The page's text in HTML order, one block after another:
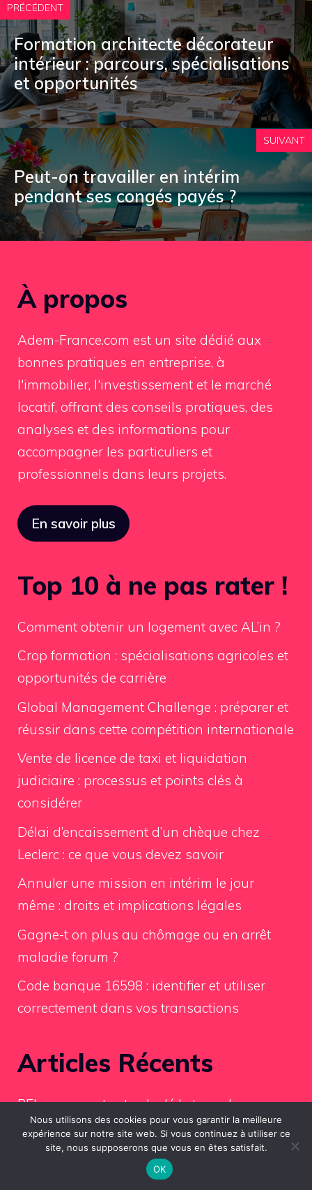
PRÉCÉDENT
Formation architecte décorateur
intérieur : parcours, spécialisations
et opportunités
SUIVANT
Peut-on travailler en intérim
pendant ses congés payés ?
À propos
Adem-France.com est un site dédié aux
bonnes pratiques en entreprise, à
l'immobilier, l'investissement et le marché
locatif, offrant des conseils pratiques, des
analyses et des informations pour
accompagner les particuliers et
professionnels dans leurs projets.
En savoir plus
Top 10 à ne pas rater !
Comment obtenir un logement avec AL’in ?
Crop formation : spécialisations agricoles et
opportunités de carrière
Global Management Challenge : préparer et
réussir dans cette compétition internationale
Vente de licence de taxi et liquidation
judiciaire : processus et points clés à
considérer
Délai d’encaissement d’un chèque chez
Leclerc : ce que vous devez savoir
Annuler une mission en intérim le jour
même : droits et implications légales
Gagne-t on plus au chômage ou en arrêt
maladie forum ?
Code banque 16598 : identifier et utiliser
correctement dans vos transactions
Articles Récents
PEL : comment est calculé le taux de
rémunération de votre plan épargne
Comment nettoyer un carrelage ancien
Nous utilisons des cookies pour vous garantir la meilleure
expérience sur notre site web. Si vous continuez à utiliser ce
site, nous supposerons que vous en êtes satisfait.
OK